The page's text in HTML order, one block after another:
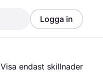
Logga in
Visa endast skillnader